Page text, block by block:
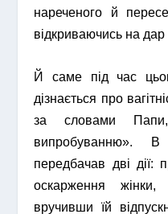
нареченого й
відкриваючись на
Й саме під час
дізнається про
за словами Папи,
випробуванню». В
передбачав дві дії:
оскарження
вручивши їй